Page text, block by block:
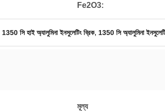
Fe2O3:
1350 সি হাই অ্যালুমিনা ইনসুলেটিং ব্রিক, 1350 সি অ্যালুমিনা
মূল্য